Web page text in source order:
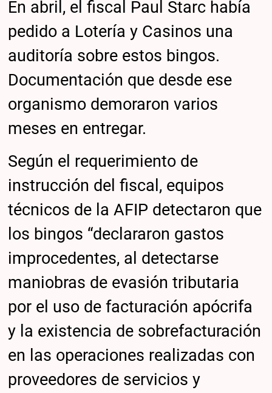
En abril, el fiscal Paul Starc había
pedido a Lotería y Casinos una
auditoría sobre estos bingos.
Documentación que desde ese
organismo demoraron varios
meses en entregar.
Según el requerimiento de
instrucción del fiscal, equipos
técnicos de la AFIP detectaron que
los bingos “declararon gastos
improcedentes, al detectarse
maniobras de evasión tributaria
por el uso de facturación apócrifa
y la existencia de sobrefacturación
en las operaciones realizadas con
proveedores de servicios y